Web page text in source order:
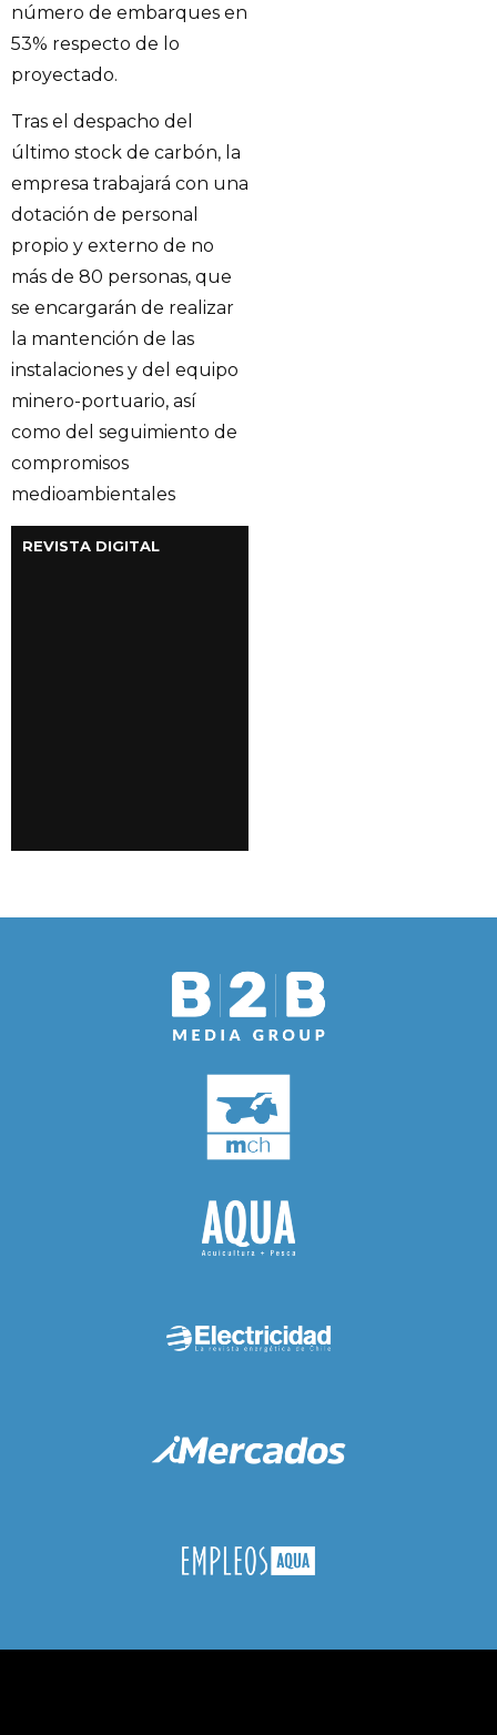
número de embarques en
53% respecto de lo
proyectado.
Tras el despacho del
último stock de carbón, la
empresa trabajará con una
dotación de personal
propio y externo de no
más de 80 personas, que
se encargarán de realizar
la mantención de las
instalaciones y del equipo
minero-portuario, así
como del seguimiento de
compromisos
medioambientales
REVISTA DIGITAL